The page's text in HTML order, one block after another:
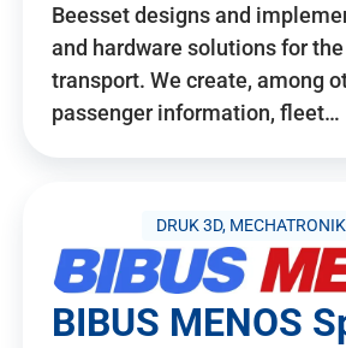
Beesset designs and
and hardware solutions for
transport. We create, among
passenger information, fleet…
DRUK 3D,
BIBUS MENOS